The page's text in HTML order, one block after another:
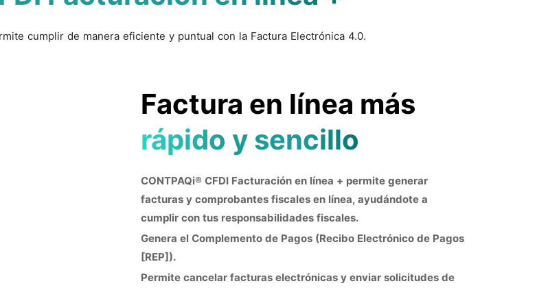
cumplir de manera eficiente y puntual con la Factura Electrónica 4.0.
Factura en línea más
rápido y sencillo
CONTPAQi® CFDI Facturación en línea + permite generar
facturas y comprobantes fiscales en línea, ayudándote a
cumplir con tus responsabilidades fiscales.
Genera el Complemento de Pagos (Recibo Electrónico de Pagos
[REP]).
Permite cancelar facturas electrónicas y enviar solicitudes de